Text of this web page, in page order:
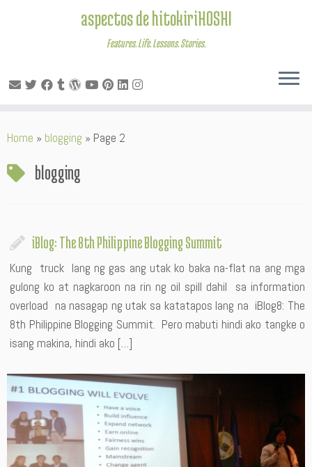
to
aspectos de hitokiriHOSHI
Features. Life. Lessons. Stories.
Home » blogging » Page 2
blogging
iBlog: The 8th Philippine Blogging Summit
Kung truck lang ng gas ang utak ko baka na-flat na ang mga
gulong ko at nagkaroon na rin ng oil spill dahil sa information
overload na nasagap ng utak sa katatapos lang na iBlog8: The
8th Philippine Blogging Summit. Pero mabuti hindi ako tangke o
isang makina, hindi ako […]